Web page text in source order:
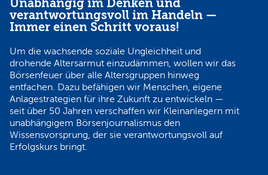
Unabhängig im Denken und
verantwortungsvoll im Handeln —
Immer einen Schritt voraus!
Um die wachsende soziale Ungleichheit und
drohende Altersarmut einzudämmen, wollen wir das
Börsenfeuer über alle Altersgruppen hinweg
entfachen. Dazu befähigen wir Menschen, eigene
Anlagestrategien für ihre Zukunft zu entwickeln —
seit über 50 Jahren verschaffen wir Kleinanlegern mit
unabhängigem Börsenjournalismus den
Wissensvorsprung, der sie verantwortungsvoll auf
Erfolgskurs bringt.